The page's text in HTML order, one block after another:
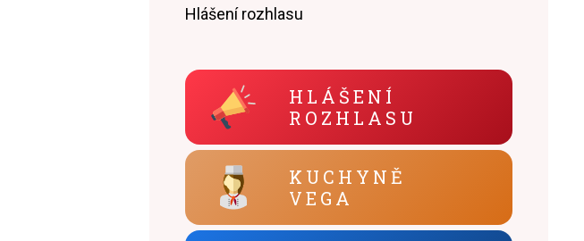
Hlášení rozhlasu
HLÁŠENÍ
ROZHLASU
KUCHYNĚ
VEGA